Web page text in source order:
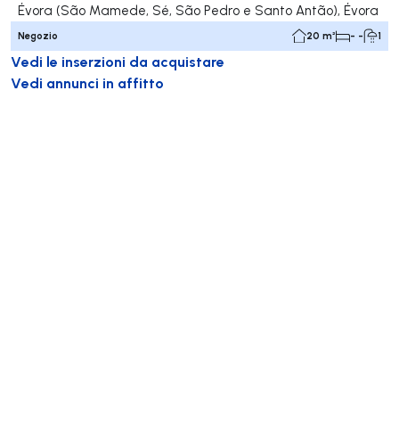
Évora (São Mamede, Sé, São Pedro e Santo Antão), Évora
Negozio 20 m² - - 1
Vedi le inserzioni da acquistare
Vedi annunci in affitto